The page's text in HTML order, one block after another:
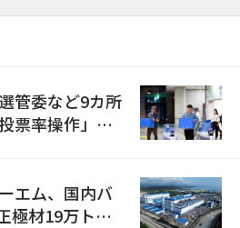
管委など9カ所
票率操作」の
エム、国内バ
極材19万トン